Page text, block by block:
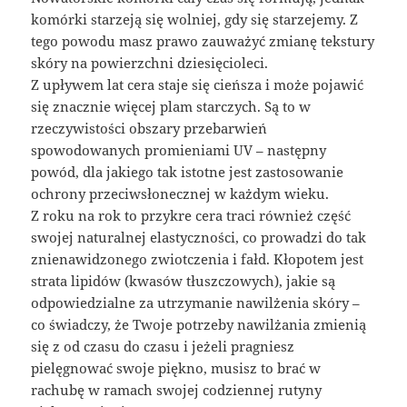
komórki starzeją się wolniej, gdy się starzejemy. Z
tego powodu masz prawo zauważyć zmianę tekstury
skóry na powierzchni dziesięcioleci.
Z upływem lat cera staje się cieńsza i może pojawić
się znacznie więcej plam starczych. Są to w
rzeczywistości obszary przebarwień
spowodowanych promieniami UV – następny
powód, dla jakiego tak istotne jest zastosowanie
ochrony przeciwsłonecznej w każdym wieku.
Z roku na rok to przykre cera traci również część
swojej naturalnej elastyczności, co prowadzi do tak
znienawidzonego zwiotczenia i fałd. Kłopotem jest
strata lipidów (kwasów tłuszczowych), jakie są
odpowiedzialne za utrzymanie nawilżenia skóry –
co świadczy, że Twoje potrzeby nawilżania zmienią
się z od czasu do czasu i jeżeli pragniesz
pielęgnować swoje piękno, musisz to brać w
rachubę w ramach swojej codziennej rutyny